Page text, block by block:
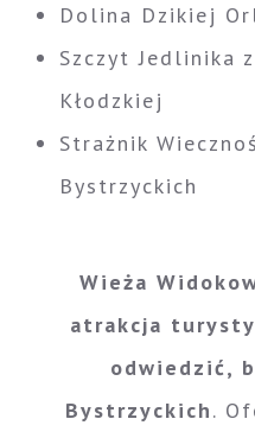
Dolina Dzikiej
Szczyt Jedlinika
Kłodzkiej
Strażnik
Bystrzyckich
Wieża
atrakcja
odwiedzić,
Bystrzyckich.